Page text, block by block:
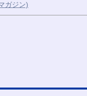
ガジン)